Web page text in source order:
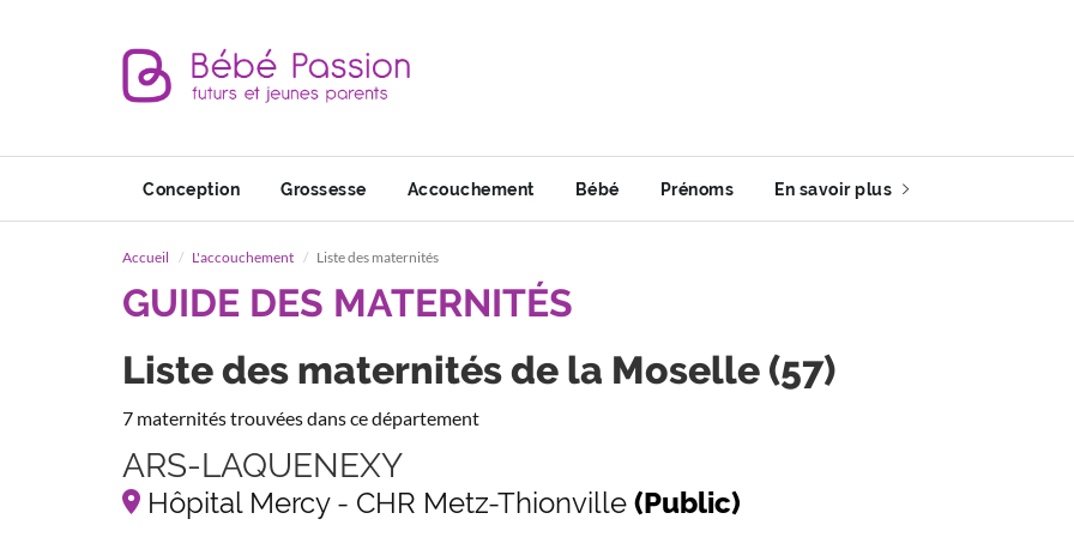
Conception Grossesse Accouchement Bébé Prénoms En savoir plus
Accueil L'accouchement Liste des maternités
GUIDE DES MATERNITÉS
Liste des maternités de la Moselle (57)
7 maternités trouvées dans ce département
ARS-LAQUENEXY
Hôpital Mercy - CHR Metz-Thionville (Public)